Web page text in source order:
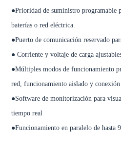
●Prioridad de suministro programable
baterías o red eléctrica.
●Puerto de comunicación reservado
● Corriente y voltaje de carga
●Múltiples modos de funcionamiento
red, funcionamiento aislado y
●Software de monitorización para
tiempo real
●Funcionamiento en paralelo de hasta